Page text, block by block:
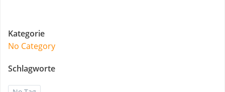
Kategorie
No Category
Schlagworte